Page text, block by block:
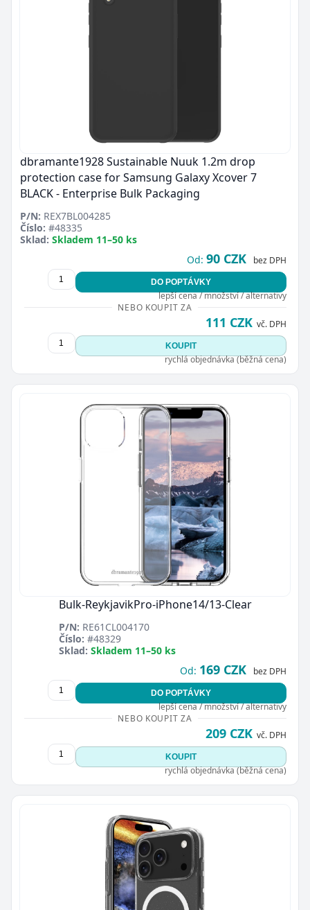
dbramante1928 Sustainable Nuuk 1.2m drop
protection case for Samsung Galaxy Xcover 7
BLACK - Enterprise Bulk Packaging
P/N: REX7BL004285
Číslo: #48335
Sklad: Skladem 11–50 ks
Od: 90 CZK bez DPH
DO POPTÁVKY
lepší cena / množství / alternativy
NEBO KOUPIT ZA
111 CZK vč. DPH
KOUPIT
rychlá objednávka (běžná cena)
Bulk-ReykjavikPro-iPhone14/13-Clear
P/N: RE61CL004170
Číslo: #48329
Sklad: Skladem 11–50 ks
Od: 169 CZK bez DPH
DO POPTÁVKY
lepší cena / množství / alternativy
NEBO KOUPIT ZA
209 CZK vč. DPH
KOUPIT
rychlá objednávka (běžná cena)